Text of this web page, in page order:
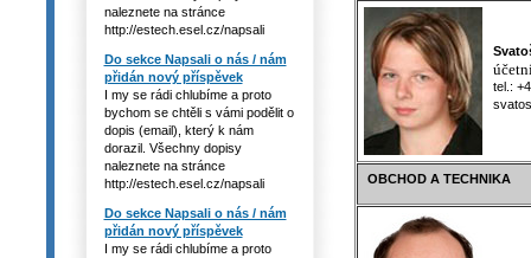
naleznete na stránce
http://estech.esel.cz/napsali
Do sekce Napsali o nás / nám
přidán nový příspěvek
I my se rádi chlubíme a proto
bychom se chtěli s vámi podělit o
dopis (email), který k nám
dorazil. Všechny dopisy
naleznete na stránce
http://estech.esel.cz/napsali
Do sekce Napsali o nás / nám
přidán nový příspěvek
I my se rádi chlubíme a proto
tel.:
OBCHOD A TECHNIKA